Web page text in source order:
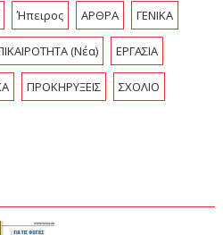
Ήπειρος ΑΡΘΡΑ ΓΕΝΙΚΑ
(Νέα) ΕΡΓΑΣΙΑ
ΠΡΟΚΗΡΥΞΕΙΣ ΣΧΟΛΙΟ